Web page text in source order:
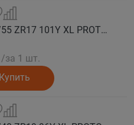
DAVANTI Автошина 225/55 ZR17 101Y XL PROTOURA SPORT RPR лето
/за 1 шт.
Купить